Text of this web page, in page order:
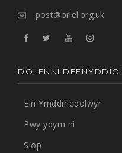
post@oriel.org.uk
DOLENNI DEFNYDDIOL
Ein Ymddiriedolwyr
Pwy ydym ni
Siop